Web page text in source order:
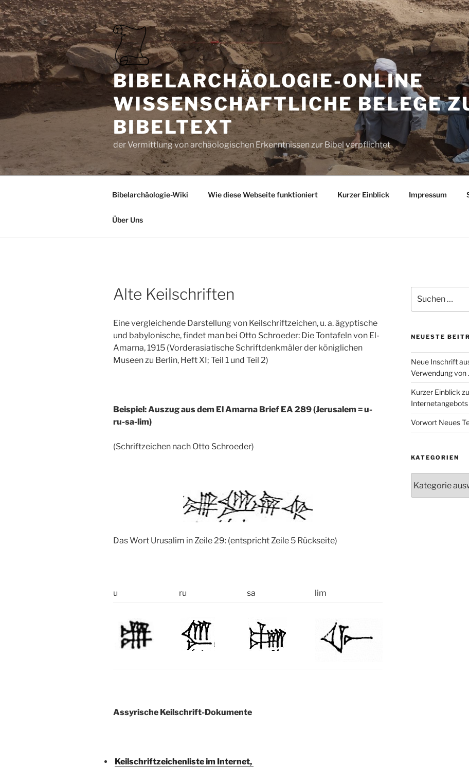
Zum
Inhalt
springen
BIBELARCHÄOLOGIE-ONLINE
WISSENSCHAFTLICHE BELEGE
BIBELTEXT
der Vermittlung von archäologischen Erkenntnissen zur Bibel verpflichtet
Bibelarchäologie-Wiki Wie diese Webseite funktioniert Kurzer Einblick Impressum
Über Uns
Alte Keilschriften
Eine vergleichende Darstellung von Keilschriftzeichen, u. a. ägyptische
und babylonische, findet man bei Otto Schroeder: Die Tontafeln von El-
Amarna, 1915 (Vorderasiatische Schriftdenkmäler der königlichen
Museen zu Berlin, Heft XI; Teil 1 und Teil 2)
Beispiel: Auszug aus dem El Amarna Brief EA 289 (Jerusalem = u-
ru-sa-lim)
(Schriftzeichen nach Otto Schroeder)
Das Wort Urusalim in Zeile 29: (entspricht Zeile 5 Rückseite)
u ru sa lim
Assyrische Keilschrift-Dokumente
Keilschriftzeichenliste im Internet,
nach:
NEUESTE
Neue Inschrift
Verwendung von
Kurzer Einblick
Internetangebots
Vorwort Neues
KATEGORIEN